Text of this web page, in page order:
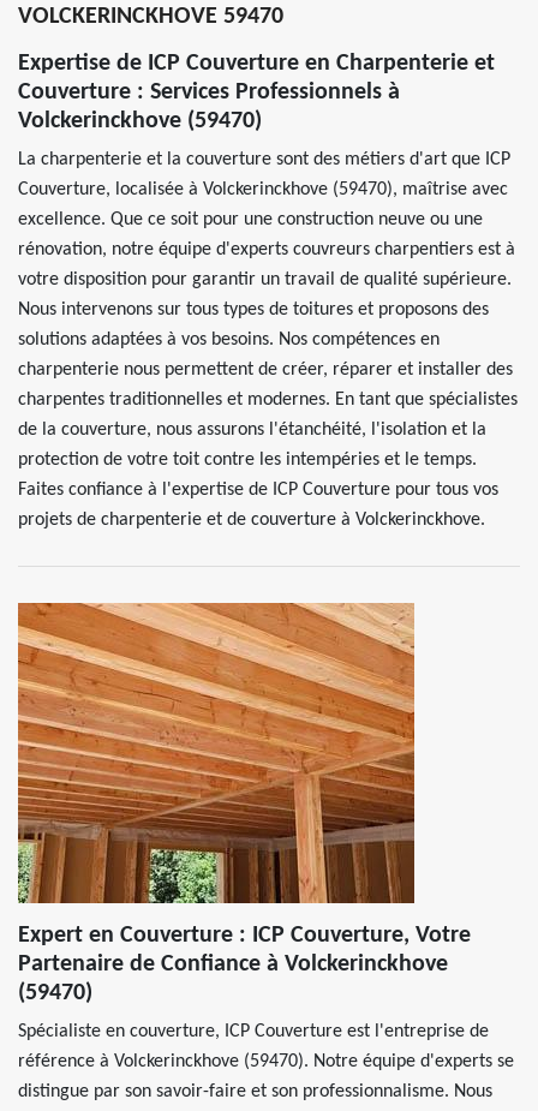
VOLCKERINCKHOVE 59470
Expertise de ICP Couverture en Charpenterie et
Couverture : Services Professionnels à
Volckerinckhove (59470)
La charpenterie et la couverture sont des métiers d'art que ICP
Couverture, localisée à Volckerinckhove (59470), maîtrise avec
excellence. Que ce soit pour une construction neuve ou une
rénovation, notre équipe d'experts couvreurs charpentiers est à
votre disposition pour garantir un travail de qualité supérieure.
Nous intervenons sur tous types de toitures et proposons des
solutions adaptées à vos besoins. Nos compétences en
charpenterie nous permettent de créer, réparer et installer des
charpentes traditionnelles et modernes. En tant que spécialistes
de la couverture, nous assurons l'étanchéité, l'isolation et la
protection de votre toit contre les intempéries et le temps.
Faites confiance à l'expertise de ICP Couverture pour tous vos
projets de charpenterie et de couverture à Volckerinckhove.
Expert en Couverture : ICP Couverture, Votre
Partenaire de Confiance à Volckerinckhove
(59470)
Spécialiste en couverture, ICP Couverture est l'entreprise de
référence à Volckerinckhove (59470). Notre équipe d'experts se
distingue par son savoir-faire et son professionnalisme. Nous